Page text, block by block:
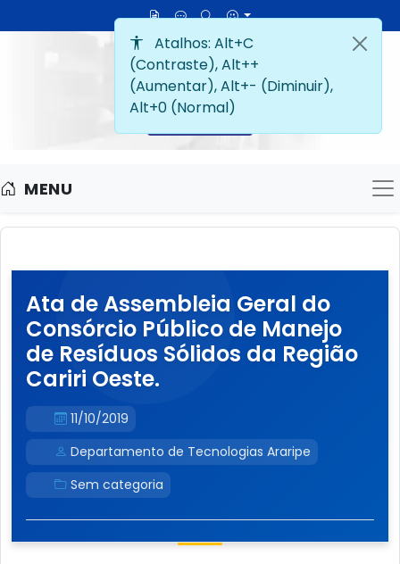
MENU
Ata de Assembleia Geral do
Consórcio Público de Manejo
de Resíduos Sólidos da Região
Cariri Oeste.
11/10/2019
Departamento de Tecnologias Araripe
Sem categoria